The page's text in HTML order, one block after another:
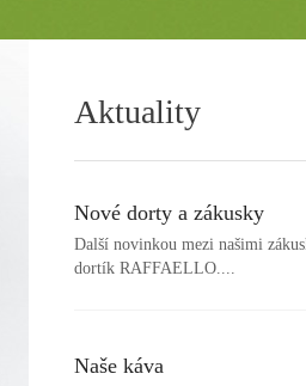
Aktuality
Nové dorty a zákusky
Další novinkou mezi našimi
dortík RAFFAELLO....
Naše káva